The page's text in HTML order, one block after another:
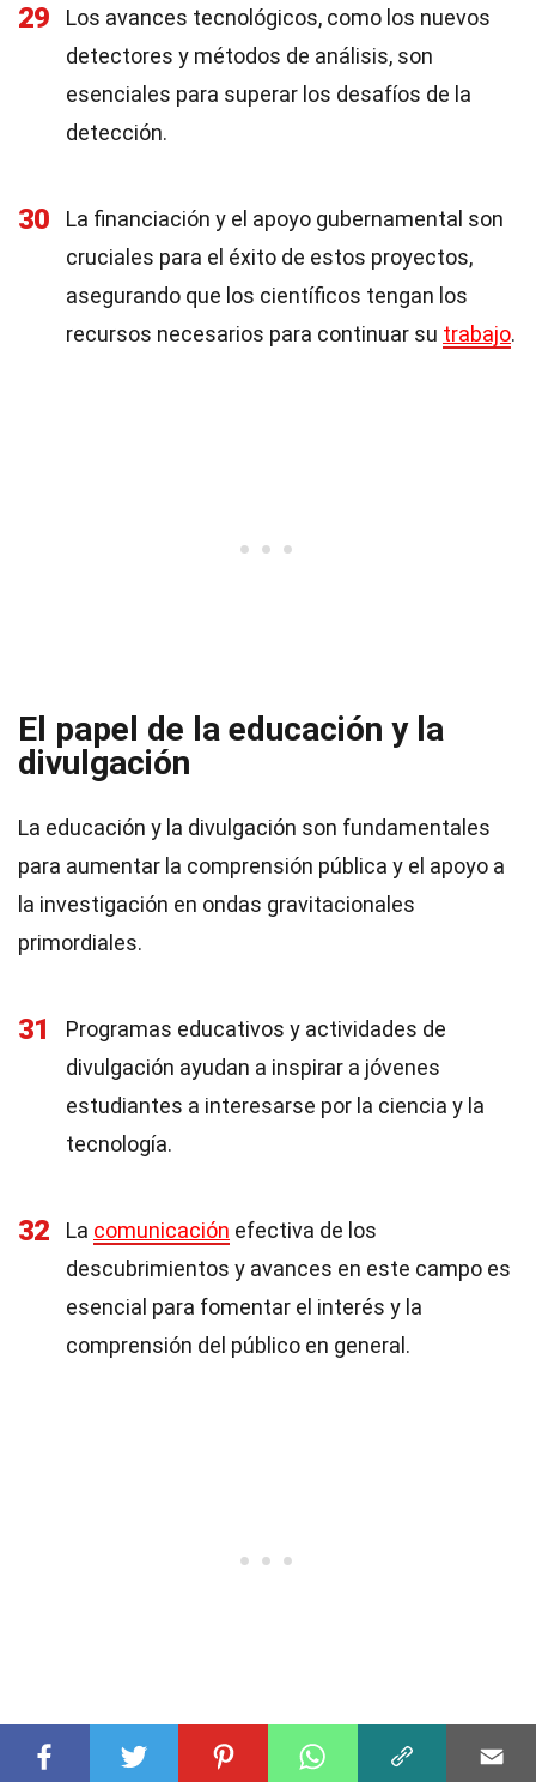
29
Los avances tecnológicos, como los nuevos
detectores y métodos de análisis, son
esenciales para superar los desafíos de la
detección.
30
La financiación y el apoyo gubernamental son
cruciales para el éxito de estos proyectos,
asegurando que los científicos tengan los
recursos necesarios para continuar su trabajo.
El papel de la educación y la
divulgación
La educación y la divulgación son fundamentales
para aumentar la comprensión pública y el apoyo a
la investigación en ondas gravitacionales
primordiales.
31
Programas educativos y actividades de
divulgación ayudan a inspirar a jóvenes
estudiantes a interesarse por la ciencia y la
tecnología.
32 La comunicación efectiva de los
descubrimientos y avances en este campo es
esencial para fomentar el interés y la
comprensión del público en general.
Reflexiones sobre las Ondas